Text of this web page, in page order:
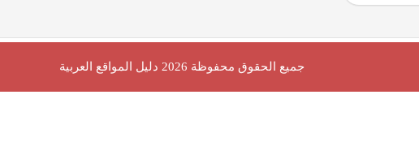
جميع الحقوق محفوظة 2026 دليل المواقع العربية